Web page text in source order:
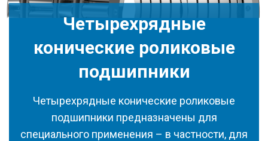
Четырехрядные
конические роликовые
подшипники
Четырехрядные конические роликовые
подшипники предназначены для
специального применения – в частности, для